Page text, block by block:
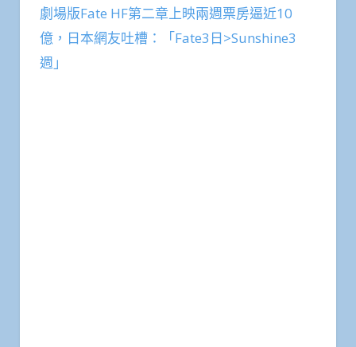
劇場版Fate HF第二章上映兩週票房逼近10
億，日本網友吐槽：「Fate3日>Sunshine3
週」